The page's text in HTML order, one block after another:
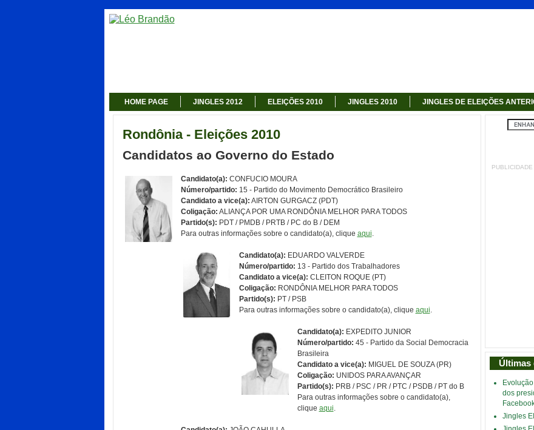
HOME PAGE JINGLES 2012 ELEIÇÕES 2010 JINGLES 2010 JINGLES DE ELEIÇÕES
Rondônia - Eleições 2010
Candidatos ao Governo do Estado
Candidato(a): CONFUCIO MOURA
Número/partido: 15 - Partido do Movimento Democrático Brasileiro
Candidato a vice(a): AIRTON GURGACZ (PDT)
Coligação: ALIANÇA POR UMA RONDÔNIA MELHOR PARA TODOS
Partido(s): PDT / PMDB / PRTB / PC do B / DEM
Para outras informações sobre o candidato(a), clique aqui.
Candidato(a): EDUARDO VALVERDE
Número/partido: 13 - Partido dos Trabalhadores
Candidato a vice(a): CLEITON ROQUE (PT)
Coligação: RONDÔNIA MELHOR PARA TODOS
Partido(s): PT / PSB
Para outras informações sobre o candidato(a), clique aqui.
Candidato(a): EXPEDITO JUNIOR
Número/partido: 45 - Partido da Social Democracia
Brasileira
Candidato a vice(a): MIGUEL DE SOUZA (PR)
Coligação: UNIDOS PARA AVANÇAR
Partido(s): PRB / PSC / PR / PTC / PSDB / PT do B
Para outras informações sobre o candidato(a),
clique aqui.
PUBLICIDADE
Últimas
dos
Jingles